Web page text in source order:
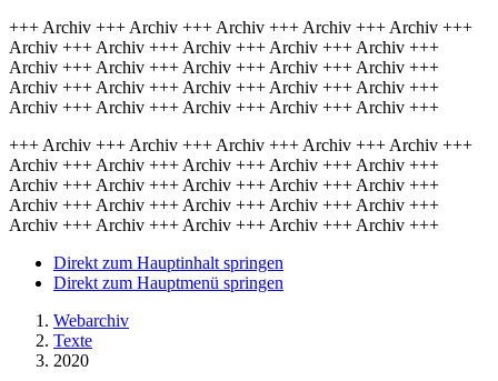
+++ Archiv +++ Archiv +++ Archiv +++ Archiv +++ Archiv +++
Archiv +++ Archiv +++ Archiv +++ Archiv +++ Archiv +++
Archiv +++ Archiv +++ Archiv +++ Archiv +++ Archiv +++
Archiv +++ Archiv +++ Archiv +++ Archiv +++ Archiv +++
Archiv +++ Archiv +++ Archiv +++ Archiv +++ Archiv +++
+++ Archiv +++ Archiv +++ Archiv +++ Archiv +++ Archiv +++
Archiv +++ Archiv +++ Archiv +++ Archiv +++ Archiv +++
Archiv +++ Archiv +++ Archiv +++ Archiv +++ Archiv +++
Archiv +++ Archiv +++ Archiv +++ Archiv +++ Archiv +++
Archiv +++ Archiv +++ Archiv +++ Archiv +++ Archiv +++
Direkt zum Hauptinhalt springen
Direkt zum Hauptmenü springen
Webarchiv
Texte
2020